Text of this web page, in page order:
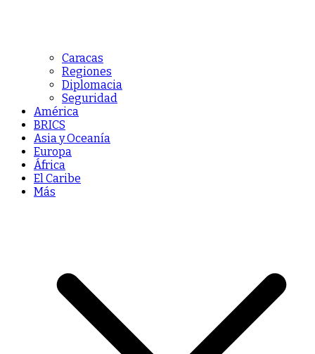
Caracas
Regiones
Diplomacia
Seguridad
América
BRICS
Asia y Oceanía
Europa
África
El Caribe
Más